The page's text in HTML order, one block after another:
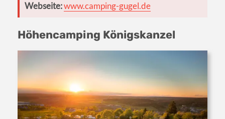
Webseite:www.camping-gugel.de
Höhencamping Königskanzel